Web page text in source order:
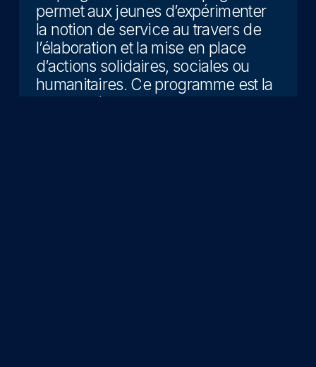
permet aux jeunes d’expérimenter
la notion de service au travers de
l’élaboration et la mise en place
d’actions solidaires, sociales ou
humanitaires. Ce programme est la
continuité de celui des Bourgeons,